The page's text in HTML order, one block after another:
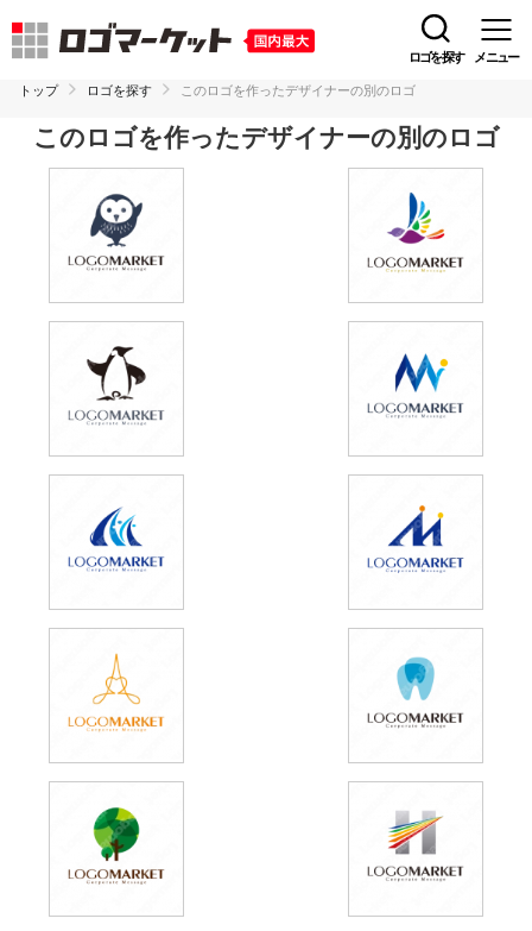
ロゴを探す メニュー
トップ ロゴを探す このロゴを作ったデザイナーの別のロゴ
このロゴを作ったデザイナーの別のロゴ